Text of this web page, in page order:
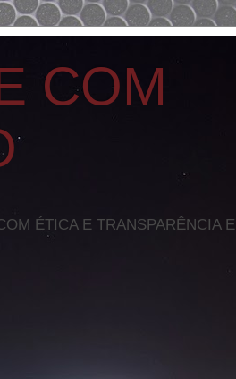
COM
ÉTICA E TRANSPARÊNCIA E